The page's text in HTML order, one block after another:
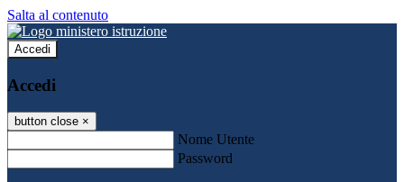
Salta al contenuto
Accedi
Accedi
button close ×
Nome Utente
Password